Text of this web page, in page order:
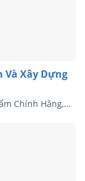
Và Xây Dựng
Chính Hãng,...